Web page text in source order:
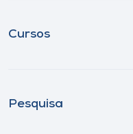
Cursos
Pesquisa